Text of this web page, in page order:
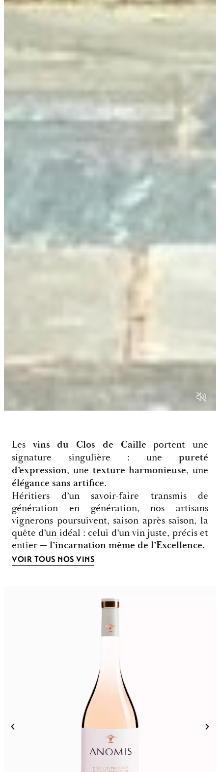
Les vins du Clos de Cailleportent une
signature singulière : une pureté
d’expression, une texture harmonieuse, une
élégance sans artifice.
Héritiers d’un savoir-faire transmis de
génération en génération, nos artisans
vignerons poursuivent, saison après saison, la
quête d’un idéal : celui d’un vin juste, précis et
entier — l’incarnation même de l’Excellence.
VOIR TOUS NOS VINS